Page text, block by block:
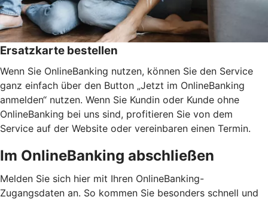
Ersatzkarte bestellen
Wenn Sie OnlineBanking nutzen, können Sie den Service
ganz einfach über den Button „Jetzt im OnlineBanking
anmelden“ nutzen. Wenn Sie Kundin oder Kunde ohne
OnlineBanking bei uns sind, profitieren Sie von dem
Service auf der Website oder vereinbaren einen Termin.
Im OnlineBanking abschließen
Melden Sie sich hier mit Ihren OnlineBanking-
Zugangsdaten an. So kommen Sie besonders schnell und